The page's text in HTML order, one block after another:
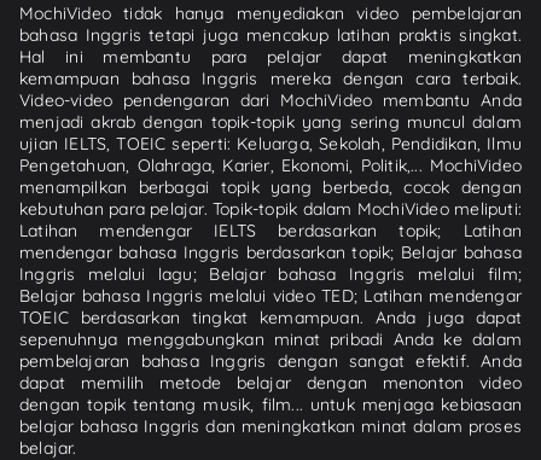
MochiVideo tidak hanya menyediakan video pembelajaran
bahasa Inggris tetapi juga mencakup latihan praktis singkat.
Hal ini membantu para pelajar dapat meningkatkan
kemampuan bahasa Inggris mereka dengan cara terbaik.
Video-video pendengaran dari MochiVideo membantu Anda
menjadi akrab dengan topik-topik yang sering muncul dalam
ujian IELTS, TOEIC seperti: Keluarga, Sekolah, Pendidikan, Ilmu
Pengetahuan, Olahraga, Karier, Ekonomi, Politik,... MochiVideo
menampilkan berbagai topik yang berbeda, cocok dengan
kebutuhan para pelajar. Topik-topik dalam MochiVideo meliputi:
Latihan mendengar IELTS berdasarkan topik; Latihan
mendengar bahasa Inggris berdasarkan topik; Belajar bahasa
Inggris melalui lagu; Belajar bahasa Inggris melalui film;
Belajar bahasa Inggris melalui video TED; Latihan mendengar
TOEIC berdasarkan tingkat kemampuan. Anda juga dapat
sepenuhnya menggabungkan minat pribadi Anda ke dalam
pembelajaran bahasa Inggris dengan sangat efektif. Anda
dapat memilih metode belajar dengan menonton video
dengan topik tentang musik, film... untuk menjaga kebiasaan
belajar bahasa Inggris dan meningkatkan minat dalam proses
belajar.